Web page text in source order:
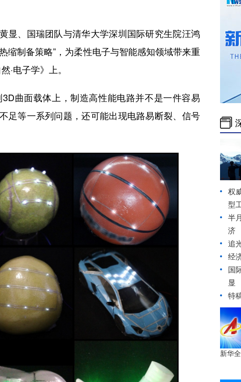
、国瑞团队与清华大学深圳国际研究生院汪鸿
缩制备策略”，为柔性电子与智能感知领域带来重
·电子学》上。
曲面载体上，制造高性能电路并不是一件容易
足等一系列问题，还可能出现电路易断裂、信号
权
型
半
济
追
经
国
显
特
新华